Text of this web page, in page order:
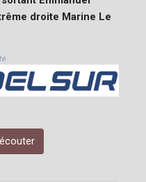
droite Marine Le